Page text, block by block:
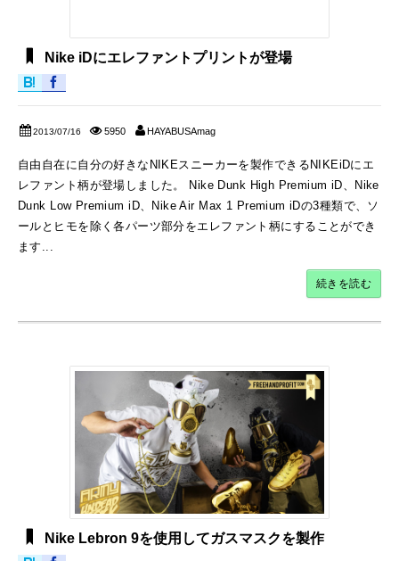
Nike iDにエレファントプリントが登場
2013/07/16 5950 HAYABUSAmag
自由自在に自分の好きなNIKEスニーカーを製作できるNIKEiDにエ
レファント柄が登場しました。 Nike Dunk High Premium iD、Nike
Dunk Low Premium iD、Nike Air Max 1 Premium iDの3種類で、ソ
ールとヒモを除く各パーツ部分をエレファント柄にすることができ
ます...
続きを読む
Nike Lebron 9を使用してガスマスクを製作